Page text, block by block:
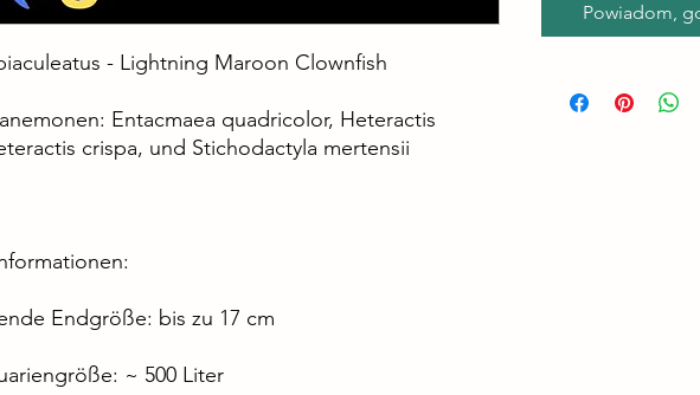
- Lightning Maroon Clownfish
Entacmaea quadricolor, Heteractis
crispa, und Stichodactyla mertensii
Endgröße: bis zu 17 cm
~ 500 Liter
Powiadom,